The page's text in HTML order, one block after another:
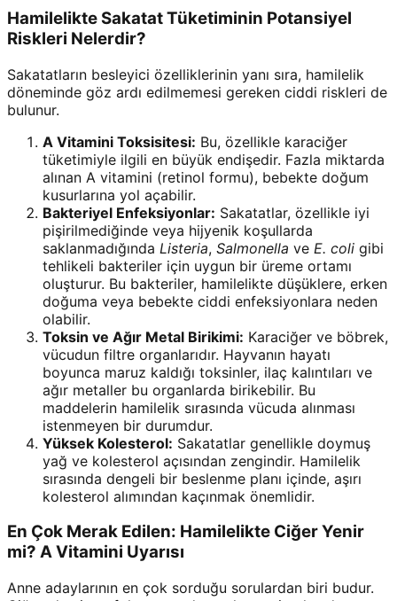
Hamilelikte Sakatat Tüketiminin Potansiyel
Riskleri Nelerdir?
Sakatatların besleyici özelliklerinin yanı sıra, hamilelik
döneminde göz ardı edilmemesi gereken ciddi riskleri de
bulunur.
A Vitamini Toksisitesi: Bu, özellikle karaciğer
tüketimiyle ilgili en büyük endişedir. Fazla miktarda
alınan A vitamini (retinol formu), bebekte doğum
kusurlarına yol açabilir.
Bakteriyel Enfeksiyonlar: Sakatatlar, özellikle iyi
pişirilmediğinde veya hijyenik koşullarda
saklanmadığında Listeria, Salmonella ve E. coli gibi
tehlikeli bakteriler için uygun bir üreme ortamı
oluşturur. Bu bakteriler, hamilelikte düşüklere, erken
doğuma veya bebekte ciddi enfeksiyonlara neden
olabilir.
Toksin ve Ağır Metal Birikimi: Karaciğer ve böbrek,
vücudun filtre organlarıdır. Hayvanın hayatı
boyunca maruz kaldığı toksinler, ilaç kalıntıları ve
ağır metaller bu organlarda birikebilir. Bu
maddelerin hamilelik sırasında vücuda alınması
istenmeyen bir durumdur.
Yüksek Kolesterol: Sakatatlar genellikle doymuş
yağ ve kolesterol açısından zengindir. Hamilelik
sırasında dengeli bir beslenme planı içinde, aşırı
kolesterol alımından kaçınmak önemlidir.
En Çok Merak Edilen: Hamilelikte Ciğer Yenir
mi? A Vitamini Uyarısı
Anne adaylarının en çok sorduğu sorulardan biri budur.